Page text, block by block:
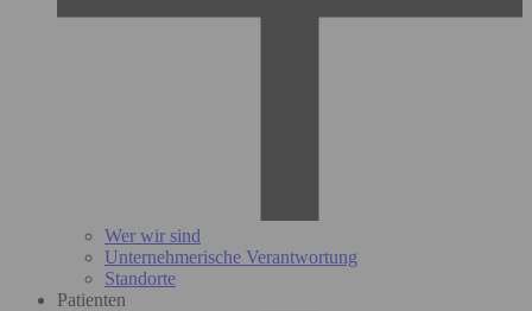
Wer wir sind
Unternehmerische Verantwortung
Standorte
Patienten